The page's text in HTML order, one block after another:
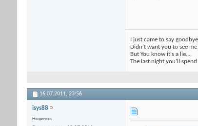
I just came to say
Didn't want you to see
But You know it's a lie....
The last night you'll
16.07.2011, 23:56
isys88
Новичок